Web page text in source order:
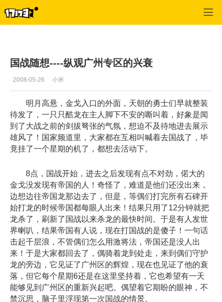
国战随想----纵观广州专区的兴衰
2008-05-26 小米
明月高悬，金戈入口的外面，天朝的勇士们早就整装
待发了，一只只酷龙在主人脚下不安的嘶叫着，好象是闻
到了大战之前的剑拔弩张的气氛，想迫不及待地进去展示
雄风了！国家频道里，大家都在互相叫喊着去国战了，毕
竟挂了一个星期的机了，都想去活动下。
8点，国战开始，进去之后发现有点不对劲，偌大的
金戈没发现有帝国的人！奇怪了，难道是他们还没出来，
边想边往帝国龙那边去了，但是，等偶们打完所有石碑开
始打龙的时候帝国都每眼人出来！结果只用了12分钟就把
龙杀了，刷新了国战以来杀龙的最快时间。于是有人发世
界喇叭，结果帝国有人说，现在打国战的是傻子！一句话
击起千层浪，不管偶们怎么用激将法，帝国还是没人出
来！于是大家都回去了，偶骑着龙到处走，来到偶们守护
龙的旁边，它见证了广州区的辉煌，现在也见证了他的衰
落，但它每个星期6还是在这里坚持着，它也希望有一天
能够见到广州区的重新兴起吧。偶望着它期盼的眼神，不
禁沉思，脑子里浮现第一次国战的情景。